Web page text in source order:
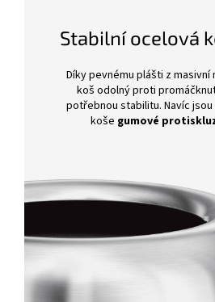
Stabilní ocelová
Díky pevnému plášti z
koš odolný proti
potřebnou stabilitu. Navíc
koše gumové